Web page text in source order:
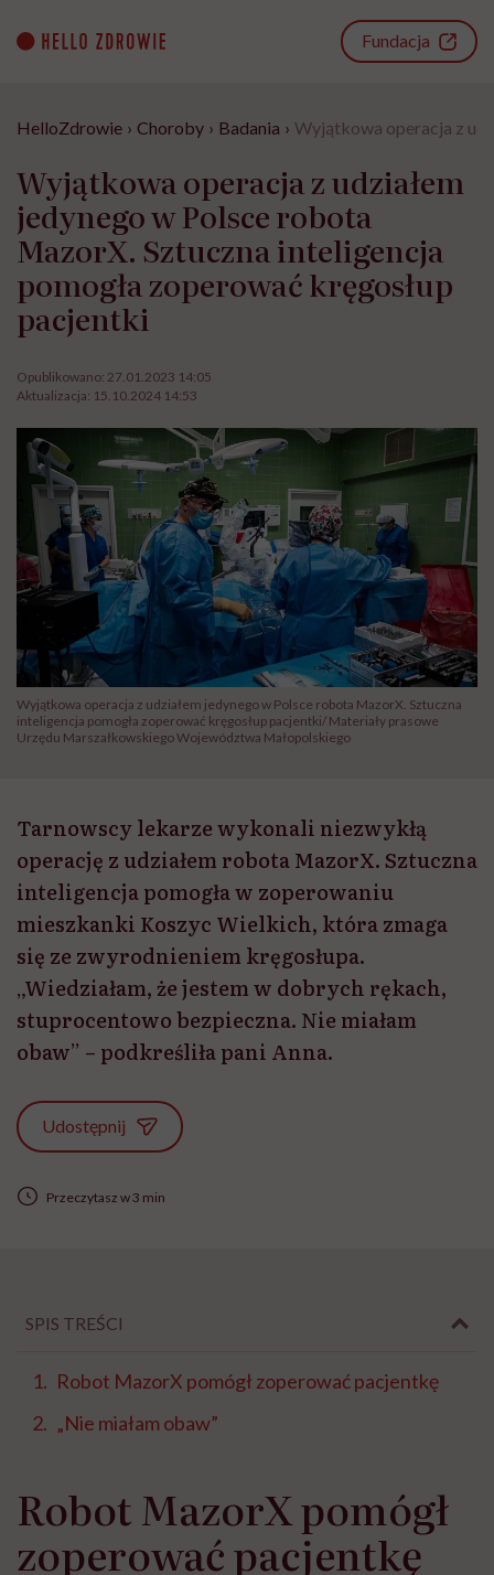
content
Fundacja
HelloZdrowie › Choroby › Badania › Wyjątkowa operacja z
Wyjątkowa operacja z udziałem
jedynego w Polsce robota
MazorX. Sztuczna inteligencja
pomogła zoperować kręgosłup
pacjentki
Opublikowano: 27.01.2023 14:05
Aktualizacja: 15.10.2024 14:53
Wyjątkowa operacja z udziałem jedynego w Polsce robota MazorX. Sztuczna
inteligencja pomogła zoperować kręgosłup pacjentki/ Materiały prasowe
Urzędu Marszałkowskiego Województwa Małopolskiego
Tarnowscy lekarze wykonali niezwykłą
operację z udziałem robota MazorX. Sztuczna
inteligencja pomogła w zoperowaniu
mieszkanki Koszyc Wielkich, która zmaga
się ze zwyrodnieniem kręgosłupa.
„Wiedziałam, że jestem w dobrych rękach,
stuprocentowo bezpieczna. Nie miałam
obaw” – podkreśliła pani Anna.
Udostępnij
Przeczytasz w 3 min
SPIS TREŚCI
Robot MazorX pomógł zoperować pacjentkę
„Nie miałam obaw”
Robot MazorX pomógł
zoperować pacjentkę